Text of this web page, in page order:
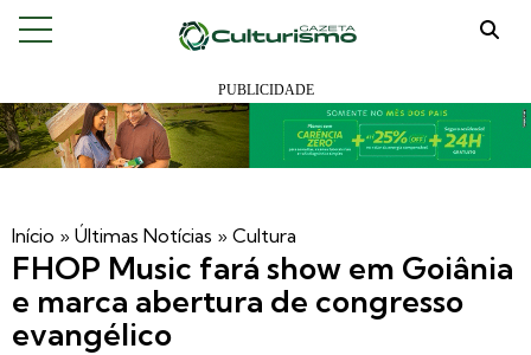
Início » Últimas Notícias » Cultura
FHOP Music fará show em Goiânia
e marca abertura de congresso
evangélico